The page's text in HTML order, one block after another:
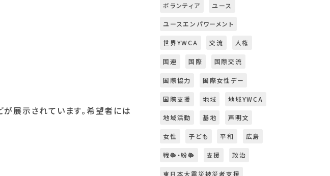
展示されています。希望者には
ボランティア ユース
ユースエンパワーメント
世界YWCA 交流 人権
国連 国際 国際交流
国際協力 国際女性デー
国際支援 地域 地域YWCA
地域活動 基地 声明文
女性 子ども 平和 広島
戦争・紛争 支援 政治
東日本大震災被災者支援